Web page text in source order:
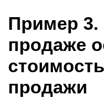
Пример 3.
продаже
продажи